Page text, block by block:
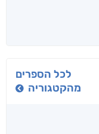
תרדמת
א. פ.